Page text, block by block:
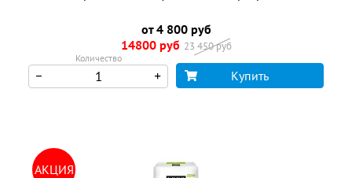
от 4 800 руб
14800 руб 23 450 руб
Количество
Купить
АКЦИЯ